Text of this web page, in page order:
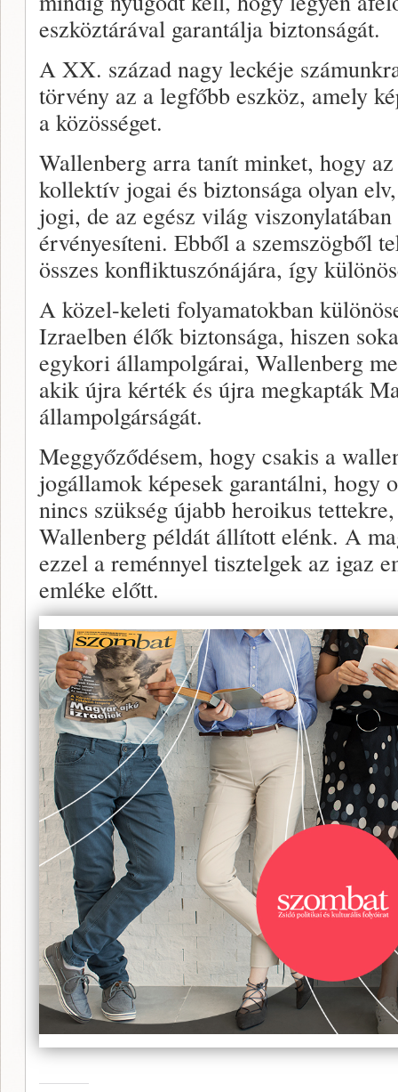
eszköztárával garantálja biztonságát.
A XX. század nagy leckéje
törvény az a legfőbb eszköz, amely
a közösséget.
Wallenberg arra tanít minket, hogy az
kollektív jogai és biztonsága olyan
jogi, de az egész világ
érvényesíteni. Ebből a szemszögből
összes konfliktuszónájára, így
A közel-keleti folyamatokban
Izraelben élők biztonsága, hiszen
egykori állampolgárai, Wallenberg
akik újra kérték és újra megkapták
állampolgárságát.
Meggyőződésem, hogy csakis a
jogállamok képesek garantálni, hogy
nincs szükség újabb heroikus
Wallenberg példát állított elénk. A
ezzel a reménnyel tisztelgek az igaz
emléke előtt.